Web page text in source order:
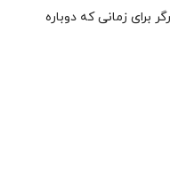
برای زمانی که دوباره